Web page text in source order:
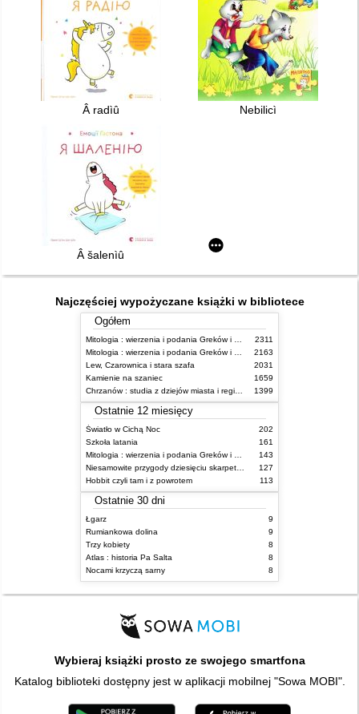
Â radìû Nebilicì
Â šalenìû
Najczęściej wypożyczane książki w bibliotece
Ogółem
2311
2163
Lew, Czarownica i stara szafa
2031
Kamienie na szaniec
1659
1399
Ostatnie 12 miesięcy
Światło w Cichą Noc
202
Szkoła latania
161
143
127
Hobbit czyli tam i z powrotem
113
Ostatnie 30 dni
Łgarz
9
Rumiankowa dolina
9
Trzy kobiety
8
Atlas : historia Pa Salta
8
Nocami krzyczą sarny
8
Wybieraj książki prosto ze swojego smartfona
Katalog biblioteki dostępny jest w aplikacji mobilnej "Sowa MOBI".